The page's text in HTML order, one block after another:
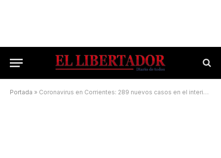
Portada » Coronavirus en Corrientes: 289 nuevos casos en el interior y 221 en la Capital